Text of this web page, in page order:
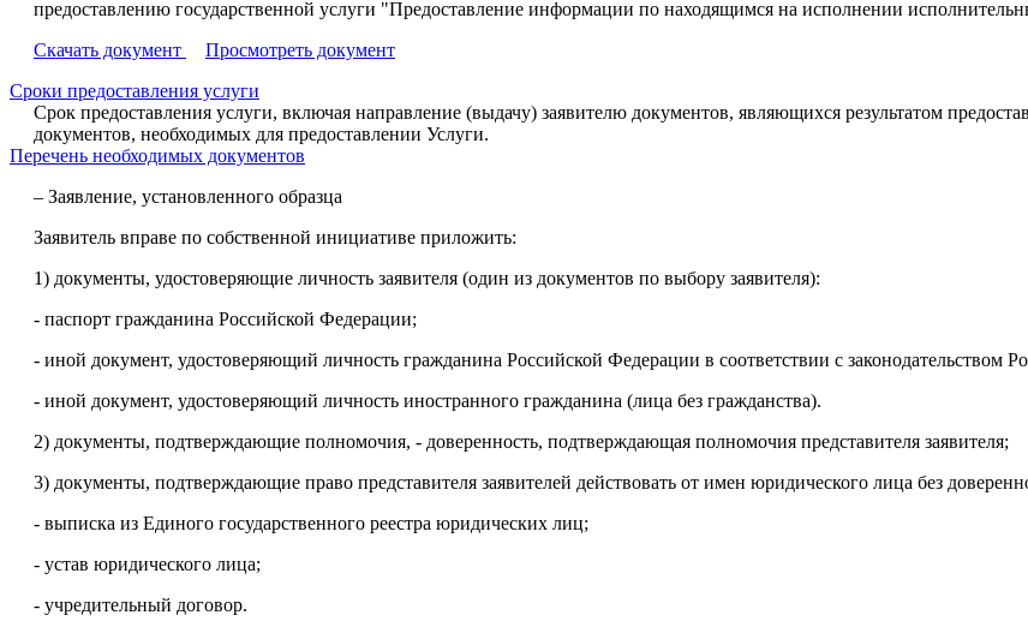
предоставлению государственной услуги "Предоставление информации по находящимся на исполнении
Скачать документ
Просмотреть документ
Сроки предоставления услуги
Срок предоставления услуги, включая направление (выдачу) заявителю документов, являющихся результатом
документов, необходимых для предоставлении Услуги.
Перечень необходимых документов
– Заявление, установленного образца
Заявитель вправе по собственной инициативе приложить:
1) документы, удостоверяющие личность заявителя (один из документов по выбору заявителя):
- паспорт гражданина Российской Федерации;
- иной документ, удостоверяющий личность гражданина Российской Федерации в соответствии с законодательством
- иной документ, удостоверяющий личность иностранного гражданина (лица без гражданства).
2) документы, подтверждающие полномочия, - доверенность, подтверждающая полномочия представителя заявителя;
3) документы, подтверждающие право представителя заявителей действовать от имен юридического лица без
- выписка из Единого государственного реестра юридических лиц;
- устав юридического лица;
- учредительный договор.